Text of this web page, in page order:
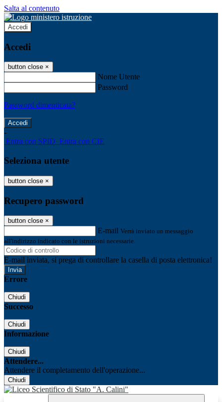
Salta al contenuto
Accedi
Accedi
button close ×
Nome Utente
Password
Password dimenticata?
-
Entra con SPID Entra con CIE
Seleziona utente
button close ×
Recupero password
button close ×
E-mail Verrà inviato un messaggio
all'indirizzo indicato con le istruzioni necessarie.
E-mail inviata, si prega di controllare la casella di posta elettronica!
Errore
Chiudi
Successo
Chiudi
Informazione
Chiudi
Attendere...
Attendere il completamento dell'operazione...
Chiudi